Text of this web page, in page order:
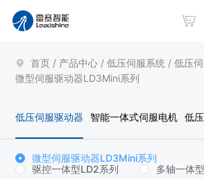
首页 / 产品中心 / 低压伺服系统 / 低压
微型伺服驱动器LD3Mini系列
低压伺服驱动器 智能一体式伺服电机 低
微型伺服驱动器LD3Mini系列
驱控一体型LD2系列
多轴一体